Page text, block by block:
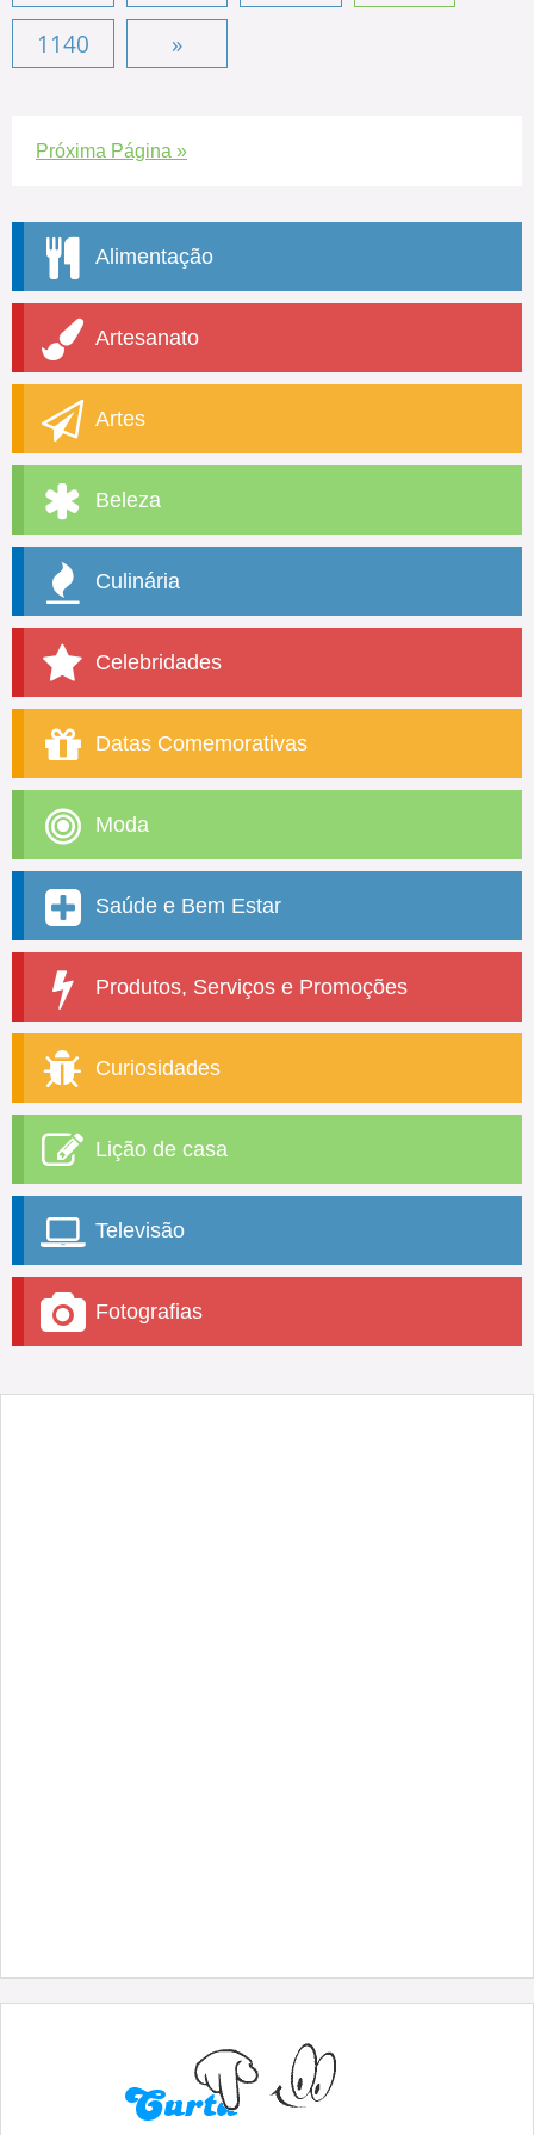
1140
»
Próxima Página »
Alimentação
Artesanato
Artes
Beleza
Culinária
Celebridades
Datas Comemorativas
Moda
Saúde e Bem Estar
Produtos, Serviços e Promoções
Curiosidades
Lição de casa
Televisão
Fotografias